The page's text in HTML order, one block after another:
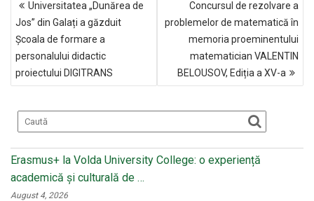
b
o
o
k
o
kl
a
ss
ki
er
ÎN
ARTICOLE
Universitatea „Dunărea de
Jos” din Galați a găzduit
Școala de formare a
personalului didactic
proiectului DIGITRANS
Concursul de rezolvare a
problemelor de matematică în
memoria proeminentului
matematician VALENTIN
BELOUSOV, Ediția a XV-a
Erasmus+ la Volda University College: o experiență
academică și culturală de …
August 4, 2026